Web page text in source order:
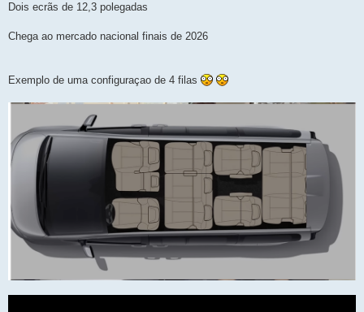
Dois ecrãs de 12,3 polegadas
Chega ao mercado nacional finais de 2026
Exemplo de uma configuraçao de 4 filas